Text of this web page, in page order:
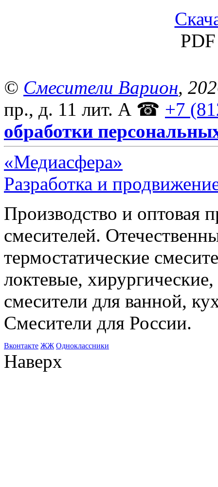
© Смесители Варион,
пр., д. 11 лит. А ☎ +7
обработки
«Медиасфера»
Разработка и
Производство и оптовая
смесителей.
термостатические
локтевые,
смесители для ванной,
Смесители для России.
Bконтакте ЖЖ Одноклассники
Наверх